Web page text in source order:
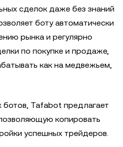
сделок даже без знаний
боту автоматически
рынка и регулярно
по покупке и продаже,
как на медвежьем,
Tafabot предлагает
копировать
успешных трейдеров.